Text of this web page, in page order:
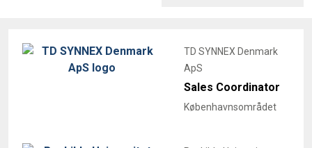
TD SYNNEX Denmark
ApS
Sales Coordinator
Københavnsområdet